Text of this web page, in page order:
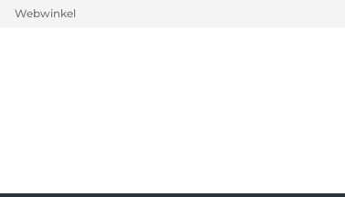
Webwinkel